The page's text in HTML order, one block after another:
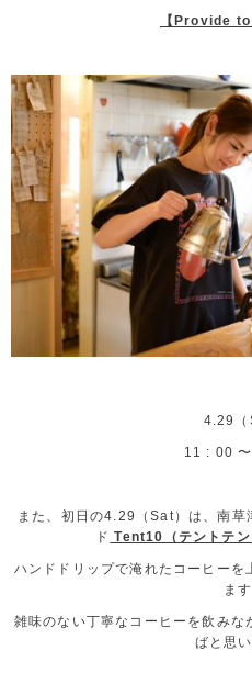
【Provide
4.29（
11 : 00
また、初日の4.29（Sat）は、南草
ド Tent10（テントテン
ハンドドリップで淹れたコーヒーを
ます
雑味のない丁寧なコーヒーを飲み
ばと思い